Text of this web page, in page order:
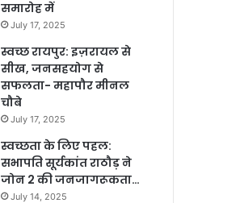
समारोह में
July 17, 2025
स्वच्छ रायपुर: इज़रायल से
सीख, जनसहयोग से
सफलता- महापौर मीनल
चौबे
July 17, 2025
स्वच्छता के लिए पहल:
सभापति सूर्यकांत राठौड़ ने
जोन 2 की जनजागरूकता…
July 14, 2025